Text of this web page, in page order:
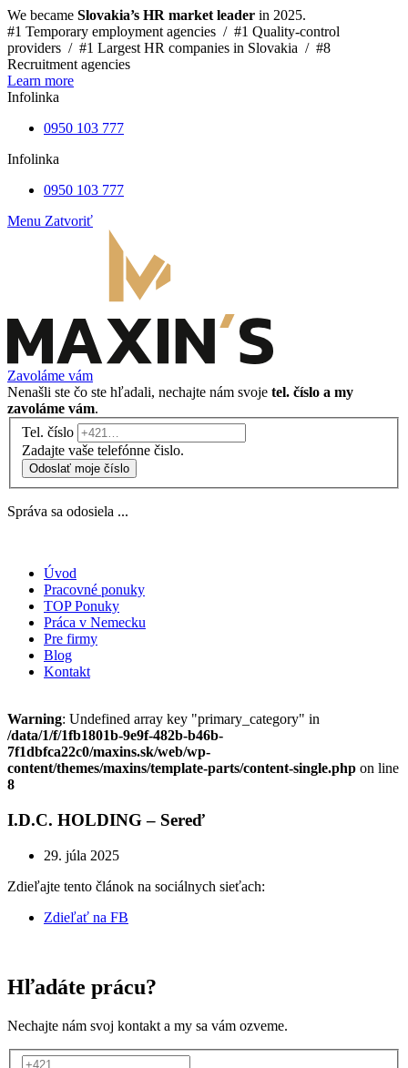
We became Slovakia’s HR market leader in 2025.
#1 Temporary employment agencies / #1 Quality-control
providers / #1 Largest HR companies in Slovakia / #8
Recruitment agencies
Learn more
Infolinka
0950 103 777
Infolinka
0950 103 777
Menu Zatvoriť
Zavoláme vám
Nenašli ste čo ste hľadali, nechajte nám svoje tel. číslo a my
zavoláme vám.
Tel. číslo
Zadajte vaše telefónne čislo.
Odoslať moje číslo
Správa sa odosiela ...
Úvod
Pracovné ponuky
TOP Ponuky
Práca v Nemecku
Pre firmy
Blog
Kontakt
Warning: Undefined array key "primary_category" in
/data/1/f/1fb1801b-9e9f-482b-b46b-
7f1dbfca22c0/maxins.sk/web/wp-
content/themes/maxins/template-parts/content-single.php on line
8
I.D.C. HOLDING – Sereď
29. júla 2025
Zdieľajte tento článok na sociálnych sieťach:
Zdieľať na FB
Hľadáte prácu?
Nechajte nám svoj kontakt a my sa vám ozveme.